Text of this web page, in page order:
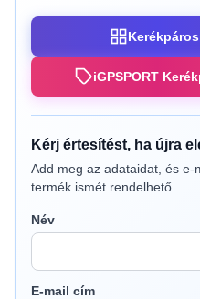
iGPSPORT
Kérj értesítést, ha újra
Add meg az adataidat, és
termék ismét rendelhető.
Név
E-mail cím